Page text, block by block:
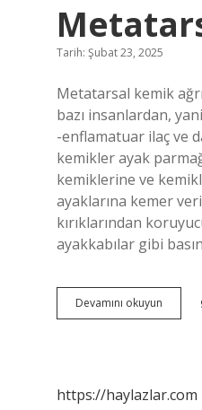
Tarih: Şubat 23, 2025
Metatarsal kemik
bazı insanlardan,
-enflamatuar ilaç ve
kemikler ayak
kemiklerine ve
ayaklarına kemer
kırıklarından
ayakkabılar gibi
Devamını okuyun
Kemik
https://haylazlar.com